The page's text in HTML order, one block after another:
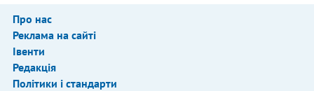
Про нас
Реклама на сайті
Івенти
Редакція
Політики і стандарти